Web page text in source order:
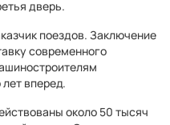
дверь.
поездов. Заключение
современного
вперед.
около 50 тысяч